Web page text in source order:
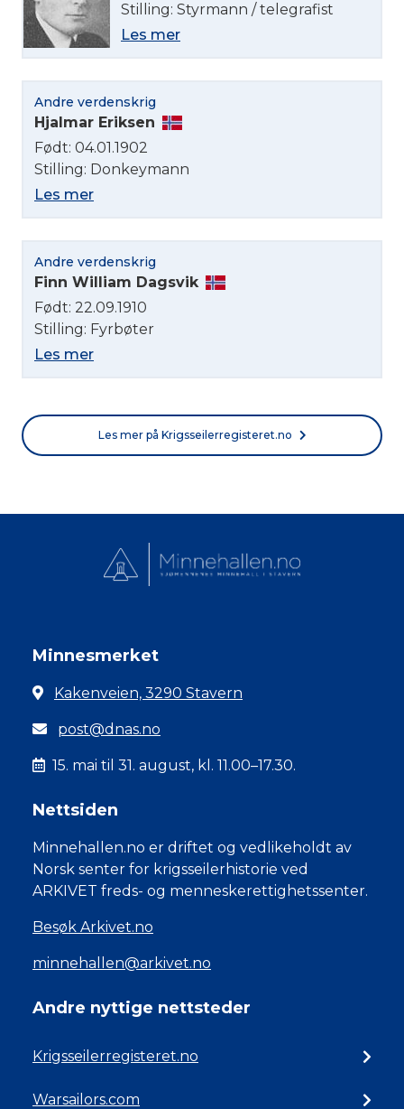
Stilling: Styrmann / telegrafist
Les mer
Andre verdenskrig
Hjalmar Eriksen
Født: 04.01.1902
Stilling: Donkeymann
Les mer
Andre verdenskrig
Finn William Dagsvik
Født: 22.09.1910
Stilling: Fyrbøter
Les mer
Les mer på Krigsseilerregisteret.no
Minnesmerket
Kakenveien, 3290 Stavern
post@dnas.no
15. mai til 31. august, kl. 11.00–17.30.
Nettsiden
Minnehallen.no er driftet og vedlikeholdt av
Norsk senter for krigsseilerhistorie ved
ARKIVET freds- og menneskerettighetssenter.
Besøk Arkivet.no
minnehallen@arkivet.no
Andre nyttige nettsteder
Krigsseilerregisteret.no
Warsailors.com